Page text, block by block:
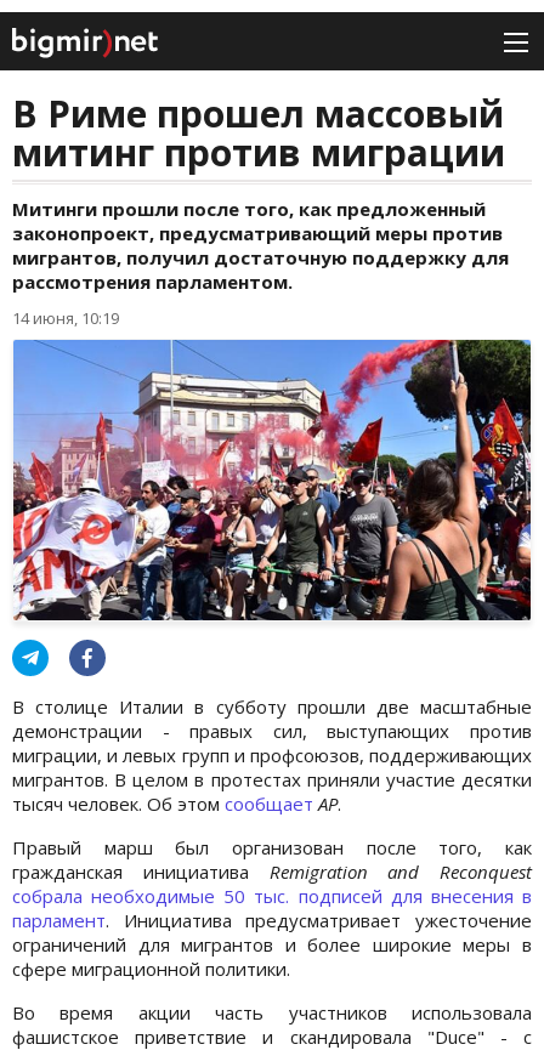
В Риме прошел массовый
митинг против миграции
Митинги прошли после того, как предложенный
законопроект, предусматривающий меры против
мигрантов, получил достаточную поддержку для
рассмотрения парламентом.
14 июня, 10:19
В столице Италии в субботу прошли две масштабные
демонстрации - правых сил, выступающих против
миграции, и левых групп и профсоюзов, поддерживающих
мигрантов. В целом в протестах приняли участие десятки
тысяч человек. Об этом сообщает AP.
Правый марш был организован после того, как
гражданская инициатива Remigration and Reconquest
собрала необходимые 50 тыс. подписей для внесения в
парламент. Инициатива предусматривает ужесточение
ограничений для мигрантов и более широкие меры в
сфере миграционной политики.
Во время акции часть участников использовала
фашистское приветствие и скандировала "Duce" - с